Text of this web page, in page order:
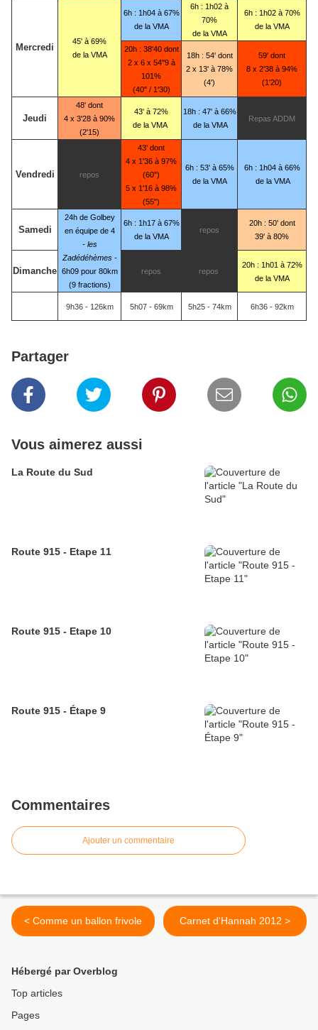
Mercredi
45' à 69%
de la VMA
6h : 1h04 à 67%
de la VMA
6h : 1h02 à
70%
de la VMA
6h : 1h02 à 70%
de la VMA
20h : 38'40 dont
2 x 6 x 54"9 à
101%
(40" / 1'30)
18h : 54' dont
2 x 13' à 78%
(4')
59' dont
8 x 2'38 à 94%
(1'20)
Jeudi
48' dont
4 x 3'28 à 90%
(2'15)
43' à 72%
de la VMA
18h : 47' à 66%
de la VMA
Repas ADDM
Vendredi repos
43' dont
4 x 1'36 à 97%
(60")
5 x 1'16 à 98%
(55")
6h : 53' à 65%
de la VMA
6h : 1h04 à 66%
de la VMA
Samedi
24h de Golbey
en équipe de 4
- les
Zadédéhèmes -
6h09 pour 80km
(9 fractions)
6h : 1h17 à 67%
de la VMA
repos
20h : 50' dont
39' à 80%
Dimanche repos repos
20h : 1h01 à 72%
de la VMA
9h36 - 126km 5h07 - 69km 5h25 - 74km 6h36 - 92km
Partager
Vous aimerez aussi
La Route du Sud
Route 915 - Etape 11
Route 915 - Etape 10
Route 915 - Étape 9
Commentaires
Ajouter un commentaire
< Comme un ballon frivole Carnet d'Hannah 2012 >
Hébergé par Overblog
Top articles
Pages